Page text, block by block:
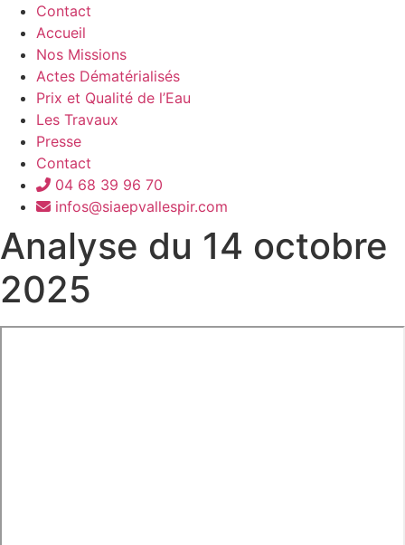
Contact
Accueil
Nos Missions
Actes Dématérialisés
Prix et Qualité de l’Eau
Les Travaux
Presse
Contact
04 68 39 96 70
infos@siaepvallespir.com
Analyse du 14 octobre
2025